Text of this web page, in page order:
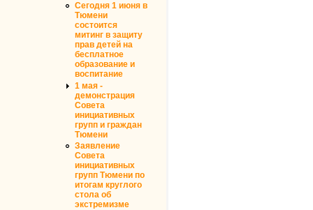
Сегодня 1 июня в
Тюмени
состоится
митинг в защиту
прав детей на
бесплатное
образование и
воспитание
1 мая -
демонстрация
Совета
инициативных
групп и граждан
Тюмени
Заявление
Совета
инициативных
групп Тюмени по
итогам круглого
стола об
экстремизме